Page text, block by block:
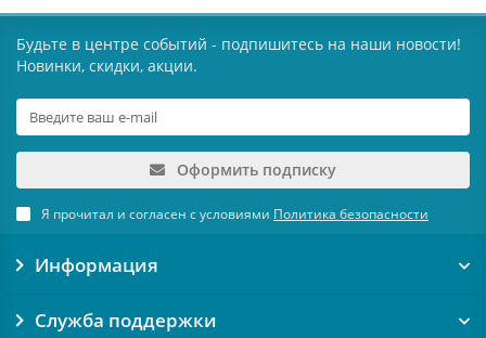
Будьте в центре событий - подпишитесь на наши новости!
Новинки, скидки, акции.
Оформить подписку
Я прочитал и согласен с условиями Политика безопасности
Информация
Служба поддержки